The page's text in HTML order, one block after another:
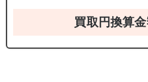
買取円換算金